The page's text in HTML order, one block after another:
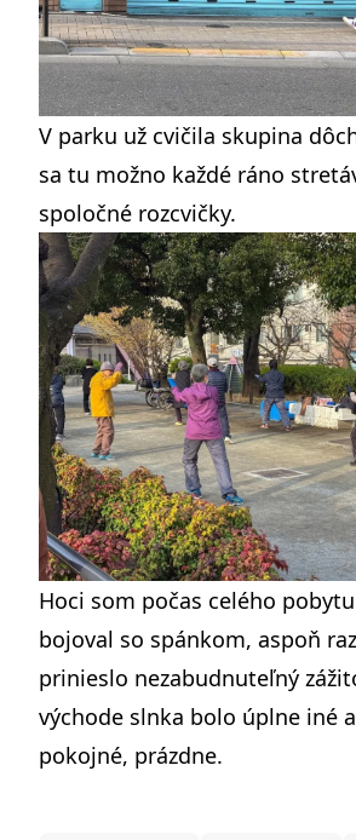
V parku už cvičila skupina
sa tu možno každé ráno
spoločné rozcvičky.
Hoci som počas celého
bojoval so spánkom, aspoň
prinieslo nezabudnuteľný
východe slnka bolo úplne iné
pokojné, prázdne.